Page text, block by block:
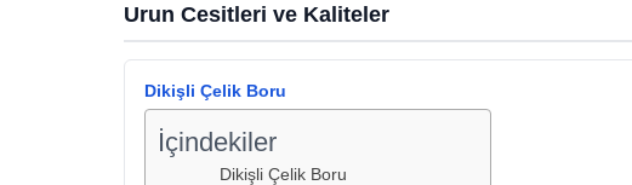
Urun Cesitleri ve Kaliteler
Dikişli Çelik Boru
İçindekiler
Dikişli Çelik Boru